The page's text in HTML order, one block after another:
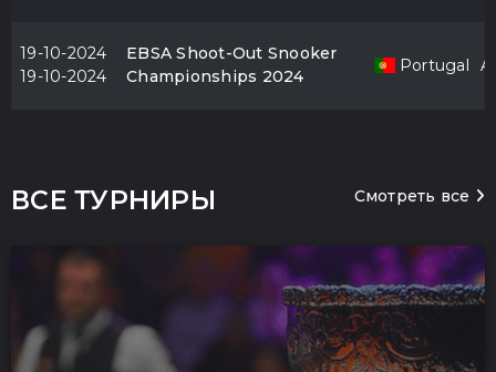
19-10-2024
19-10-2024
EBSA Shoot-Out Snooker
Championships 2024
Portugal
ВСЕ ТУРНИРЫ Смотреть все